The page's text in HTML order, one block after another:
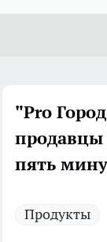
"Pro
продавцы
пять
Продукты